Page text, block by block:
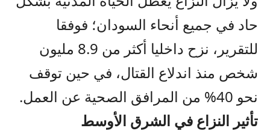
حاد في جميع أنحاء السودان؛ فوفقا
للتقرير، نزح داخليا أكثر من 8.9 مليون
شخص منذ اندلاع القتال، في حين توقف
نحو 40% من المرافق الصحية عن العمل.
تأثير النزاع في الشرق الأوسط